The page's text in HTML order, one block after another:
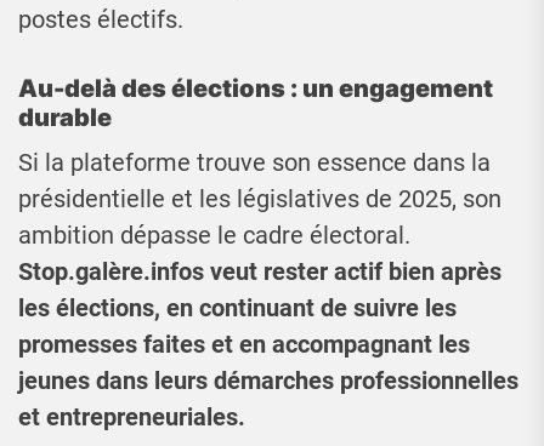
postes électifs.
Au-delà des élections : un engagement
durable
Si la plateforme trouve son essence dans la
présidentielle et les législatives de 2025, son
ambition dépasse le cadre électoral.
Stop.galère.infos veut rester actif bien après
les élections, en continuant de suivre les
promesses faites et en accompagnant les
jeunes dans leurs démarches professionnelles
et entrepreneuriales.